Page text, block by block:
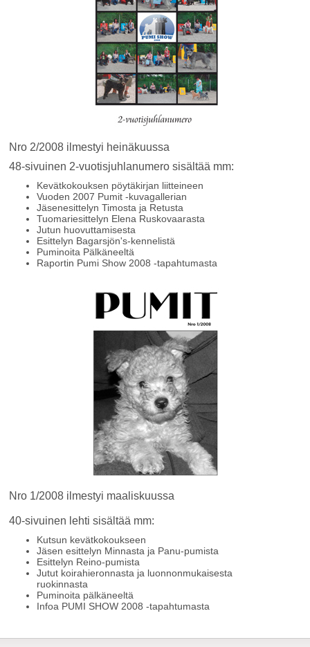
Nro 2/2008 ilmestyi heinäkuussa
48-sivuinen 2-vuotisjuhlanumero sisältää mm:
Kevätkokouksen pöytäkirjan liitteineen
Vuoden 2007 Pumit -kuvagallerian
Jäsenesittelyn Timosta ja Retusta
Tuomariesittelyn Elena Ruskovaarasta
Jutun huovuttamisesta
Esittelyn Bagarsjön's-kennelistä
Puminoita Pälkäneeltä
Raportin Pumi Show 2008 -tapahtumasta
Nro 1/2008 ilmestyi maaliskuussa
40-sivuinen lehti sisältää mm:
Kutsun kevätkokoukseen
Jäsen esittelyn Minnasta ja Panu-pumista
Esittelyn Reino-pumista
Jutut koirahieronnasta ja luonnonmukaisesta
ruokinnasta
Puminoita pälkäneeltä
Infoa PUMI SHOW 2008 -tapahtumasta